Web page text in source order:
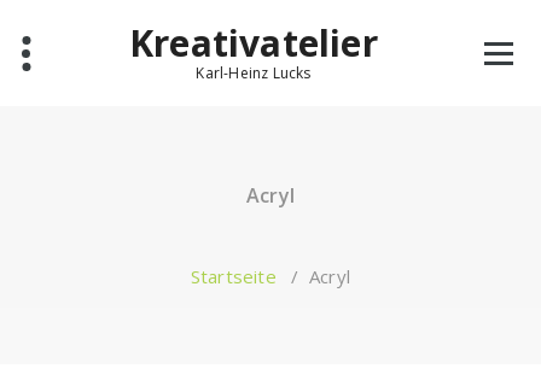
Inhalt
springen
Kreativatelier
Karl-Heinz Lucks
Acryl
Startseite /Acryl